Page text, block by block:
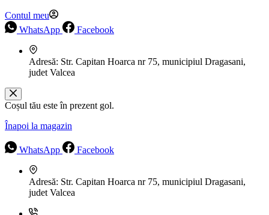
Contul meu
WhatsApp
Facebook
Adresă: Str. Capitan Hoarca nr 75, municipiul Dragasani,
judet Valcea
Coșul tău este în prezent gol.
Înapoi la magazin
WhatsApp Facebook
Adresă: Str. Capitan Hoarca nr 75, municipiul Dragasani,
judet Valcea